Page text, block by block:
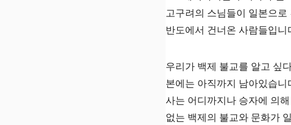
고구려의 스님들이 일본으로
반도에서 건너온 사람들입
우리가 백제 불교를 알고 싶
본에는 아직까지 남아있습
사는 어디까지나 승자에 의
없는 백제의 불교와 문화가